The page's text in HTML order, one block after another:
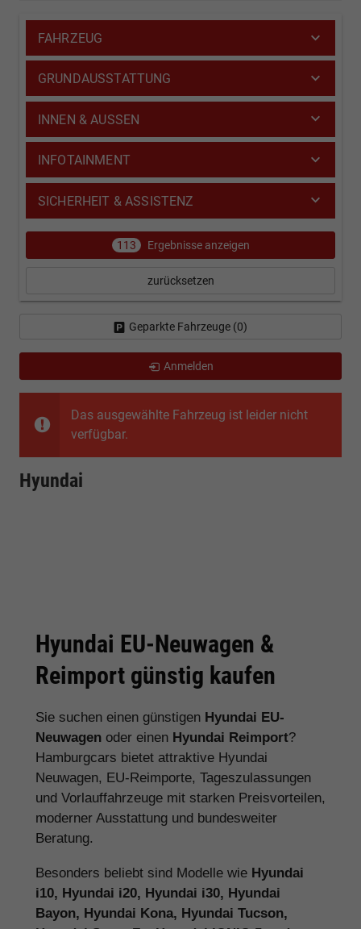
Das ausgewählte Fahrzeug ist leider nicht
verfügbar.
Hyundai
Hyundai EU-Neuwagen &
Reimport günstig kaufen
Sie suchen einen günstigen Hyundai EU-
Neuwagen oder einen Hyundai Reimport?
Hamburgcars bietet attraktive Hyundai
Neuwagen, EU-Reimporte, Tageszulassungen
und Vorlauffahrzeuge mit starken Preisvorteilen,
moderner Ausstattung und bundesweiter
Beratung.
Besonders beliebt sind Modelle wie Hyundai
i10, Hyundai i20, Hyundai i30, Hyundai
Bayon, Hyundai Kona, Hyundai Tucson,
FAHRZEUG
GRUNDAUSSTATTUNG
INNEN & AUSSEN
INFOTAINMENT
SICHERHEIT & ASSISTENZ
113 Ergebnisse anzeigen
zurücksetzen
Geparkte Fahrzeuge (0)
Anmelden